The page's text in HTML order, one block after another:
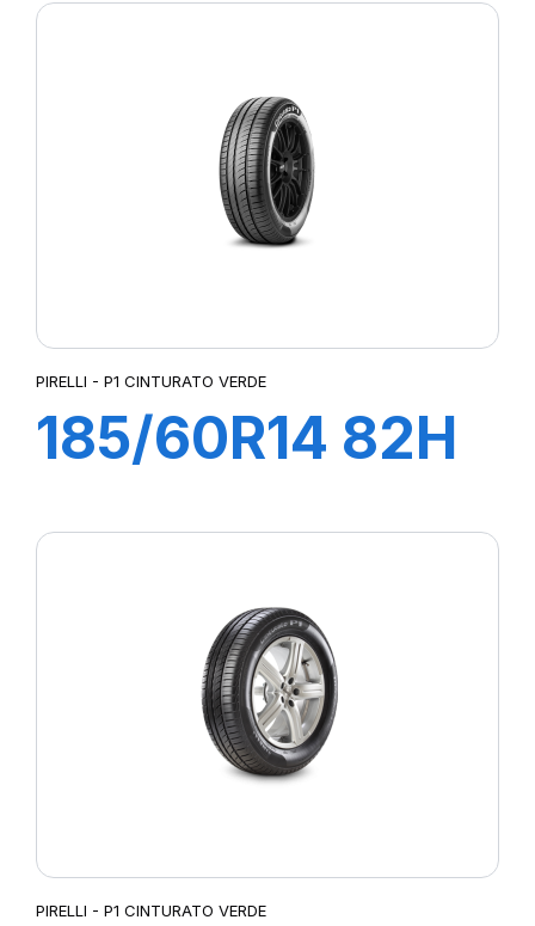
PIRELLI - P1 CINTURATO VERDE
185/60R14 82H
PIRELLI - P1 CINTURATO VERDE